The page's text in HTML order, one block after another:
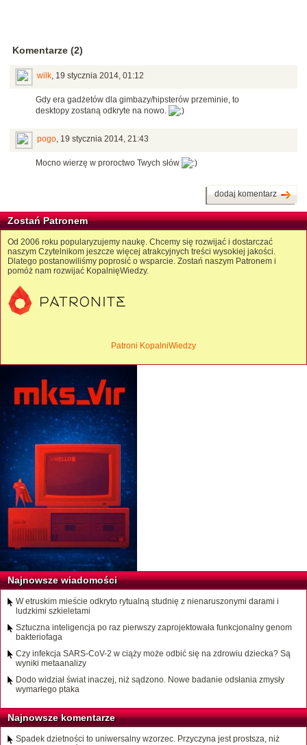
Komentarze (2)
wilk, 19 stycznia 2014, 01:12
Gdy era gadżetów dla gimbazy/hipsterów przeminie, to
desktopy zostaną odkryte na nowo.
pogo, 19 stycznia 2014, 21:43
Mocno wierzę w proroctwo Twych słów
dodaj komentarz
Zostań Patronem
Od 2006 roku popularyzujemy naukę. Chcemy się rozwijać i dostarczać
naszym Czytelnikom jeszcze więcej atrakcyjnych treści wysokiej jakości.
Dlatego postanowiliśmy poprosić o wsparcie. Zostań naszym Patronem i
pomóż nam rozwijać KopalnięWiedzy.
Patroni KopalniWiedzy
Najnowsze wiadomości
W etruskim mieście odkryto rytualną studnię z nienaruszonymi darami i
ludzkimi szkieletami
Sztuczna inteligencja po raz pierwszy zaprojektowała funkcjonalny genom
bakteriofaga
Czy infekcja SARS-CoV-2 w ciąży może odbić się na zdrowiu dziecka? Są
wyniki metaanalizy
Dodo widział świat inaczej, niż sądzono. Nowe badanie odsłania zmysły
wymarłego ptaka
Najnowsze komentarze
Spadek dzietności to uniwersalny wzorzec. Przyczyna jest prostsza, niż